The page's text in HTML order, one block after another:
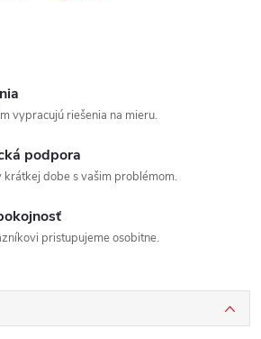
vypracujú riešenia na mieru.
podpora
krátkej dobe s vašim problémom.
pristupujeme osobitne.